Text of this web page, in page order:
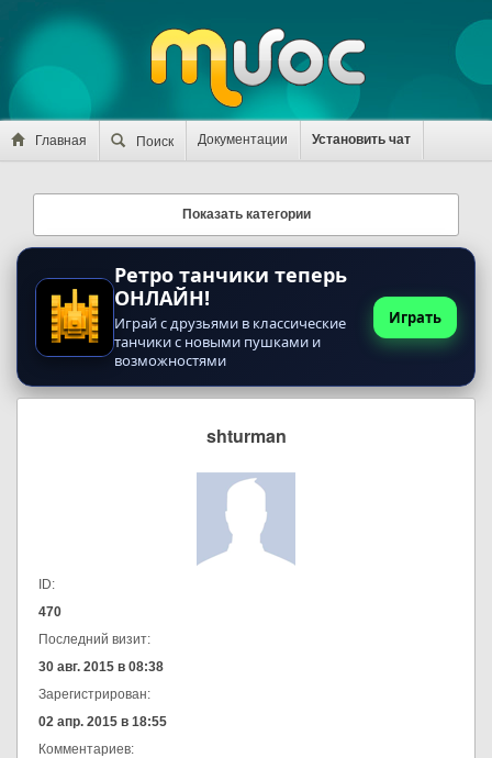
Главная Поиск Документации Установить чат
Показать категории
Ретро танчики теперь
ОНЛАЙН!
Играй с друзьями в классические
танчики с новыми пушками и
возможностями
Играть
shturman
ID:
470
Последний визит:
30 авг. 2015 в 08:38
Зарегистрирован:
02 апр. 2015 в 18:55
Комментариев: